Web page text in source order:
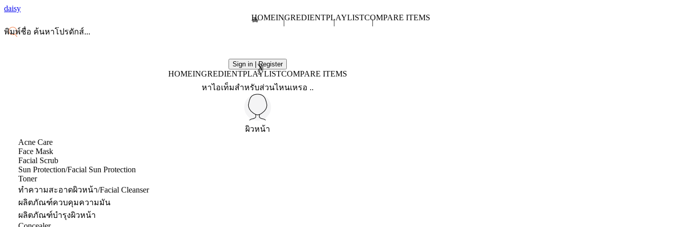
daisy
HOMEINGREDIENTPLAYLISTCOMPARE ITEMS
Sign in | Register
X
HOMEINGREDIENTPLAYLISTCOMPARE ITEMS
หาไอเท็มสำหรับส่วนไหนเหรอ ..
ผิวหน้า
Acne Care
Face Mask
Facial Scrub
Sun Protection/Facial Sun Protection
Toner
ทำความสะอาดผิวหน้า/Facial Cleanser
ผลิตภัณฑ์ควบคุมความมัน
ผลิตภัณฑ์บำรุงผิวหน้า